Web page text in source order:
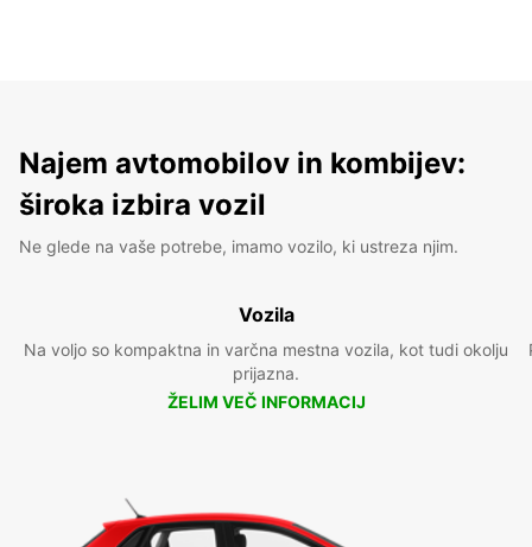
Najem avtomobilov in kombijev:
široka izbira vozil
Ne glede na vaše potrebe, imamo vozilo, ki ustreza njim.
Vozila
Na voljo so kompaktna in varčna mestna vozila, kot tudi okolju
prijazna.
ŽELIM VEČ INFORMACIJ